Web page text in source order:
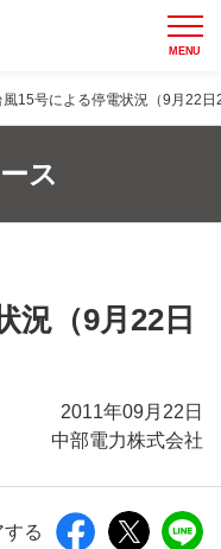
MENU
風15号による停電状況（9月22日
ス
況（9月22日
2011年09月22日
中部電力株式会社
る